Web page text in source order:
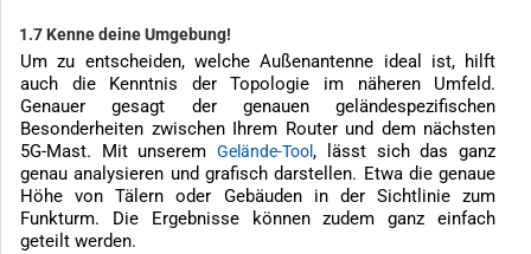
1.7 Kenne deine Umgebung!
Um zu entscheiden, welche Außenantenne ideal ist, hilft
auch die Kenntnis der Topologie im näheren Umfeld.
Genauer gesagt der genauen geländespezifischen
Besonderheiten zwischen Ihrem Router und dem nächsten
5G-Mast. Mit unseremGelände-Tool, lässt sich das ganz
genau analysieren und grafisch darstellen. Etwa die genaue
Höhe von Tälern oder Gebäuden in der Sichtlinie zum
Funkturm. Die Ergebnisse können zudem ganz einfach
geteilt werden.